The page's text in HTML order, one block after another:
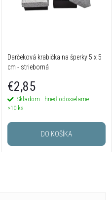
Darčeková krabička na šperky 5 x 5
cm - strieborná
€2,85
Skladom - hneď odosielame
>10 ks
DO KOŠÍKA